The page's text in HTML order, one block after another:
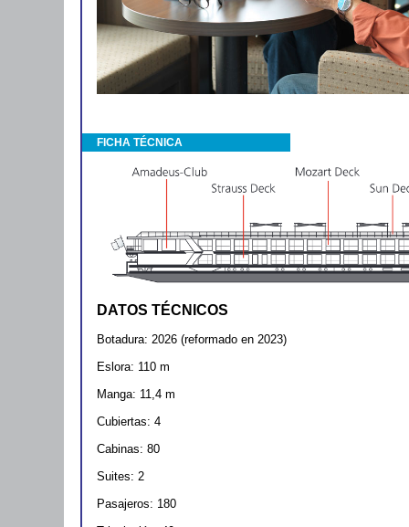
FICHA TÉCNICA
DATOS TÉCNICOS
Botadura: 2026 (reformado en 2023)
Eslora: 110 m
Manga: 11,4 m
Cubiertas: 4
Cabinas: 80
Suites: 2
Pasajeros: 180